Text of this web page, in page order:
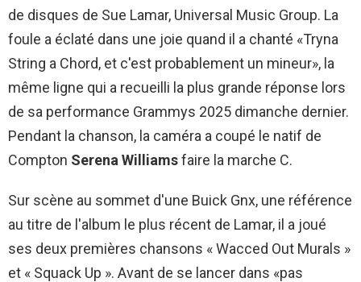
de disques de Sue Lamar, Universal Music Group. La
foule a éclaté dans une joie quand il a chanté «Tryna
String a Chord, et c'est probablement un mineur», la
même ligne qui a recueilli la plus grande réponse lors
de sa performance Grammys 2025 dimanche dernier.
Pendant la chanson, la caméra a coupé le natif de
Compton Serena Williamsfaire la marche C.
Sur scène au sommet d'une Buick Gnx, une référence
au titre de l'album le plus récent de Lamar, il a joué
ses deux premières chansons « Wacced Out Murals »
et « Squack Up ». Avant de se lancer dans «pas